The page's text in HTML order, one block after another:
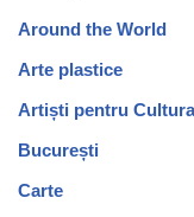
Around the World
Arte plastice
Artiști pentru
București
Carte